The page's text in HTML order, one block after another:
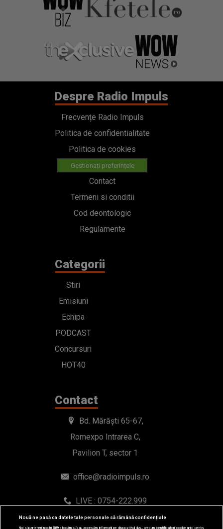
Despre Radio Impuls
Frecvențe Radio Impuls
Politica de confidentialitate
Politica de cookies
Gestionați preferințele
Contact
Termeni si conditii
Cod deontologic
Regulamente
Categorii
Stiri
Emisiuni
Echipa
PODCAST
Concursuri
HOT40
Contact
Bd. Mărăști 65-67,
Romexpo Intrarea C,
Pavilion T, sector 1
office@radioimpuls.ro
LIVE : 0754-222.999
WhatsApp: 0754-222.999
Nouă ne pasă ca datele tale personale să rămână confidențiale
Noi și partenerii noștri589stocăm și/sau accesăm informații pe dispozitivul dvs., precum identificatorii cookie unici pentru